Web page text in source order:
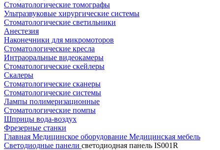
Стоматологические томографы
Ультразвуковые хирургические системы
Стоматологические светильники
Анестезия
Наконечники для микромоторов
Стоматологические кресла
Интраоральные видеокамеры
Стоматологические скейлеры
Скалеры
Стоматологические сканеры
Стоматологические системы
Лампы полимеризационные
Стоматологические помпы
Шприцы вода-воздух
Фрезерные станки
Главная Медицинское оборудование Медицинская мебель
Светодиодные панели светодиодная панель IS001R